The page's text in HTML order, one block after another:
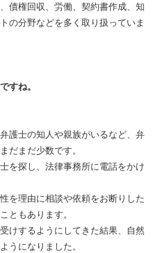
債権回収、労働、契約書作成、知
の分野などを多く取り扱っていま
すね。
護士の知人や親族がいるなど、弁
だまだ少数です。
を探し、法律事務所に電話をかけ
を理由に相談や依頼をお断りした
ともあります。
けするようにしてきた結果、自然
うになりました。